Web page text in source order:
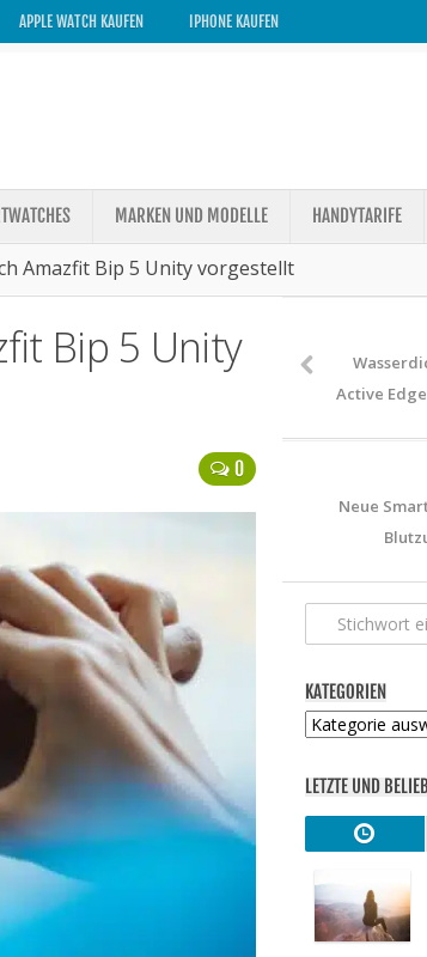
APPLE WATCH KAUFEN IPHONE KAUFEN
MARKEN UND MODELLE HANDYTARIFE
Amazfit Bip 5 Unity vorgestellt
Bip 5 Unity
0
Active
Neue
KATEGORIEN
Kategorien
LETZTE UND